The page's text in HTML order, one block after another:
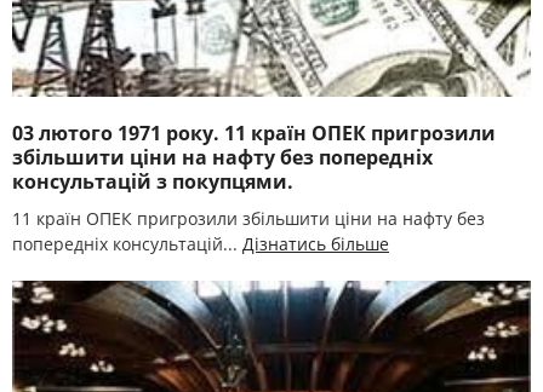
03 лютого 1971 року. 11 країн ОПЕК пригрозили
збільшити ціни на нафту без попередніх
консультацій з покупцями.
11 країн ОПЕК пригрозили збільшити ціни на нафту без
попередніх консультацій... Дізнатись більше